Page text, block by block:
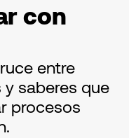
con
entre
saberes que
procesos